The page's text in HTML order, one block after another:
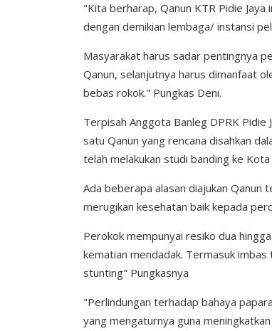
"Kita berharap, Qanun KTR Pidie
dengan demikian lembaga/ instansi
Masyarakat harus sadar pentingnya
Qanun, selanjutnya harus dimanfaat
bebas rokok." Pungkas Deni.
Terpisah Anggota Banleg DPRK
satu Qanun yang rencana disahkan
telah melakukan studi banding ke
Ada beberapa alasan diajukan Qanun
merugikan kesehatan baik kepada
Perokok mempunyai resiko dua
kematian mendadak. Termasuk
stunting" Pungkasnya
"Perlindungan terhadap bahaya
yang mengaturnya guna